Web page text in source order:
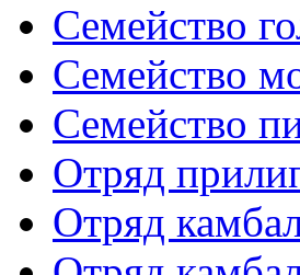
Семейство
Семейство
Семейство
Отряд
Отряд